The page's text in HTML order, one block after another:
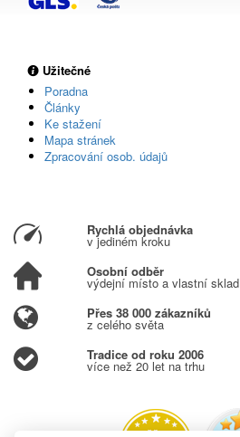
Užitečné
Poradna
Články
Ke stažení
Mapa stránek
Zpracování osob. údajů
Rychlá objednávka
v jediném kroku
Osobní odběr
výdejní místo a vlastní sklad
Přes 38 000 zákazníků
z celého světa
Tradice od roku 2006
více než 20 let na trhu